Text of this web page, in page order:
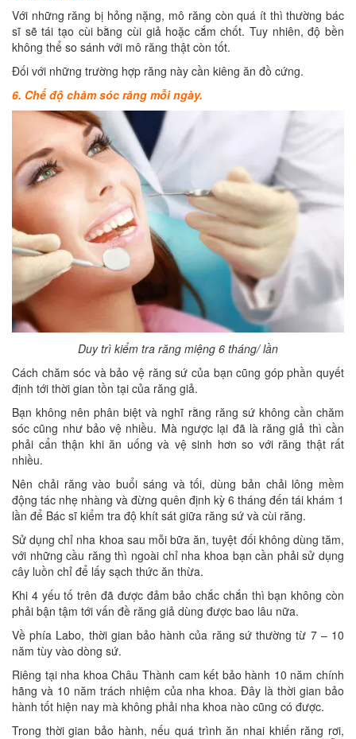
Với những răng bị hỏng nặng, mô răng còn quá ít thì thường bác
sĩ sẽ tái tạo cùi bằng cùi giả hoặc cắm chốt. Tuy nhiên, độ bền
không thể so sánh với mô răng thật còn tốt.
Đối với những trường hợp răng này cần kiêng ăn đồ cứng.
6. Chế độ chăm sóc răng mỗi ngày.
Duy trì kiểm tra răng miệng 6 tháng/ lần
Cách chăm sóc và bảo vệ răng sứ của bạn cũng góp phần quyết
định tới thời gian tồn tại của răng giả.
Bạn không nên phân biệt và nghĩ rằng răng sứ không cần chăm
sóc cũng như bảo vệ nhiều. Mà ngược lại đã là răng giả thì cần
phải cẩn thận khi ăn uống và vệ sinh hơn so với răng thật rất
nhiều.
Nên chải răng vào buổi sáng và tối, dùng bản chải lông mềm
động tác nhẹ nhàng và đừng quên định kỳ 6 tháng đến tái khám 1
lần để Bác sĩ kiểm tra độ khít sát giữa răng sứ và cùi răng.
Sử dụng chỉ nha khoa sau mỗi bữa ăn, tuyệt đối không dùng tăm,
với những cầu răng thì ngoài chỉ nha khoa bạn cần phải sử dụng
cây luồn chỉ để lấy sạch thức ăn thừa.
Khi 4 yếu tố trên đã được đảm bảo chắc chắn thì bạn không còn
phải bận tậm tới vấn đề răng giả dùng được bao lâu nữa.
Về phía Labo, thời gian bảo hành của răng sứ thường từ 7 – 10
năm tùy vào dòng sứ.
Riêng tại nha khoa Châu Thành cam kết bảo hành 10 năm chính
hãng và 10 năm trách nhiệm của nha khoa. Đây là thời gian bảo
hành tốt hiện nay mà không phải nha khoa nào cũng có được.
Trong thời gian bảo hành, nếu quá trình ăn nhai khiến răng rơi,